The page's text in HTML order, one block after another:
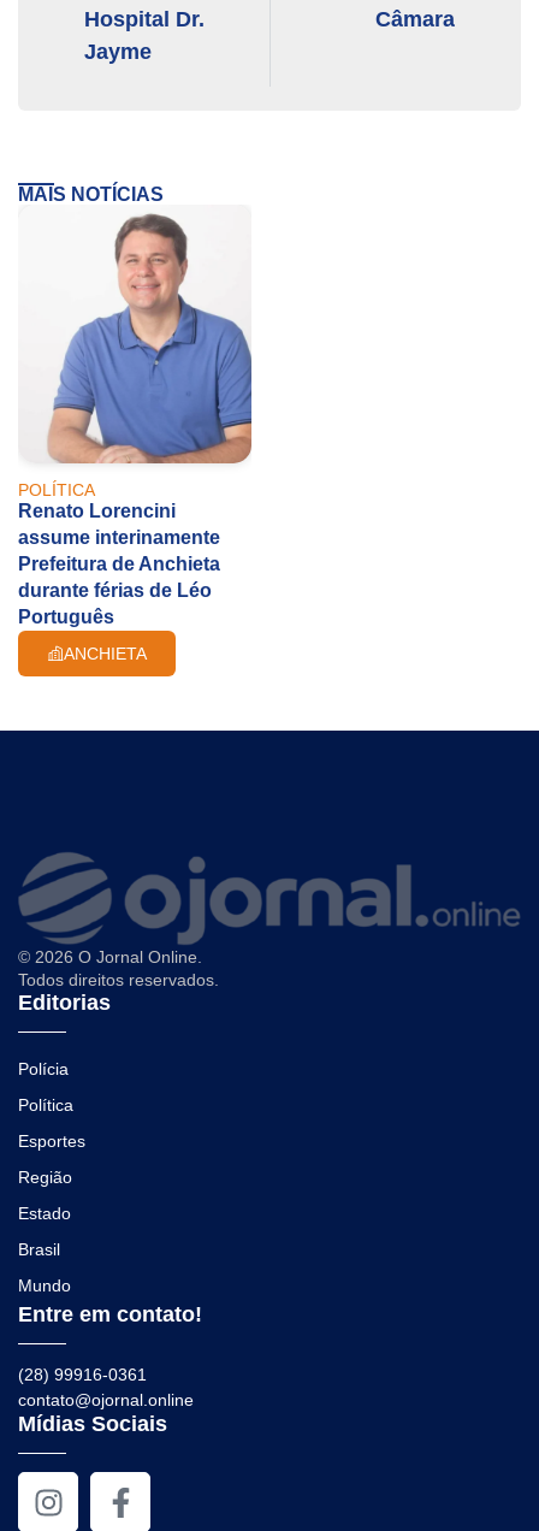
Hospital Dr.
Jayme
Câmara
MAIS NOTÍCIAS
POLÍTICA
Renato Lorencini
assume interinamente
Prefeitura de Anchieta
durante férias de Léo
Português
ANCHIETA
© 2026 O Jornal Online.
Todos direitos reservados.
Editorias
Polícia
Política
Esportes
Região
Estado
Brasil
Mundo
Entre em contato!
(28) 99916-0361
contato@ojornal.online
Mídias Sociais